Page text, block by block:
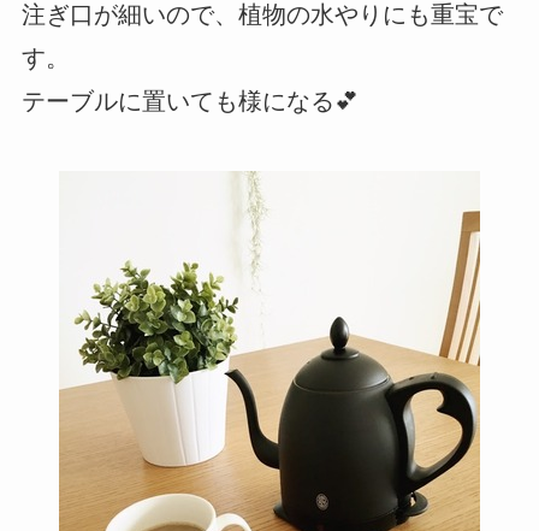
注ぎ口が細いので、植物の水やりにも重宝で
す。
テーブルに置いても様になる💕